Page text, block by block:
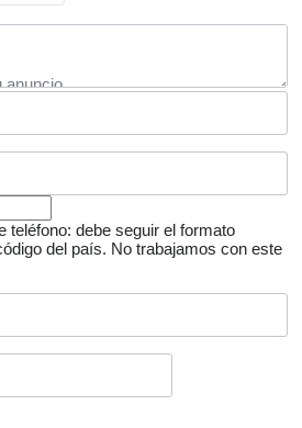
teléfono: debe seguir el formato
del país. No trabajamos con este